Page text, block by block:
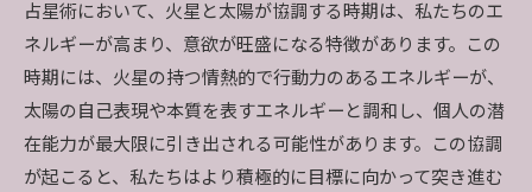
占星術において、火星と太陽が協調する時期は、私たちのエ
ネルギーが高まり、意欲が旺盛になる特徴があります。この
時期には、火星の持つ情熱的で行動力のあるエネルギーが、
太陽の自己表現や本質を表すエネルギーと調和し、個人の潜
在能力が最大限に引き出される可能性があります。この協調
が起こると、私たちはより積極的に目標に向かって突き進む